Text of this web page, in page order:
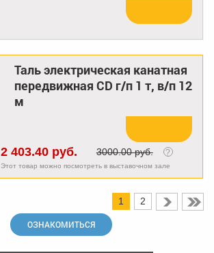
Таль электрическая канатная
передвижная CD г/п 1 т, в/п 12
м
3000.00 руб. ?
2 403.40 руб.
Этот товар можно посмотреть в выставочном зале
1 2
ОЗНАКОМИТЬСЯ